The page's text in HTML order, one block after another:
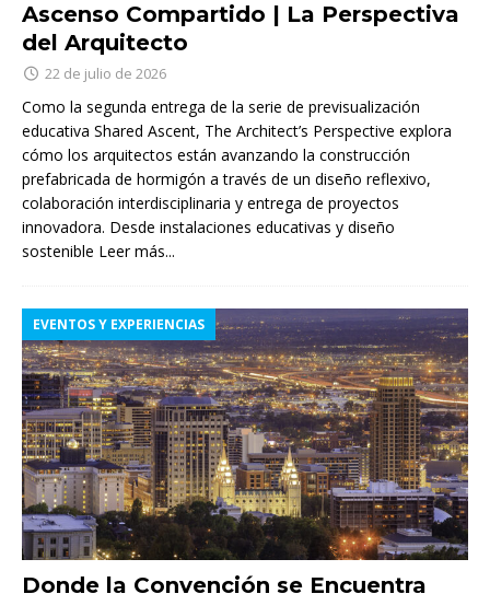
Ascenso Compartido | La Perspectiva
del Arquitecto
22 de julio de 2026
Como la segunda entrega de la serie de previsualización
educativa Shared Ascent, The Architect’s Perspective explora
cómo los arquitectos están avanzando la construcción
prefabricada de hormigón a través de un diseño reflexivo,
colaboración interdisciplinaria y entrega de proyectos
innovadora. Desde instalaciones educativas y diseño
sostenible Leer más...
Donde la Convención se Encuentra
EVENTOS Y EXPERIENCIAS